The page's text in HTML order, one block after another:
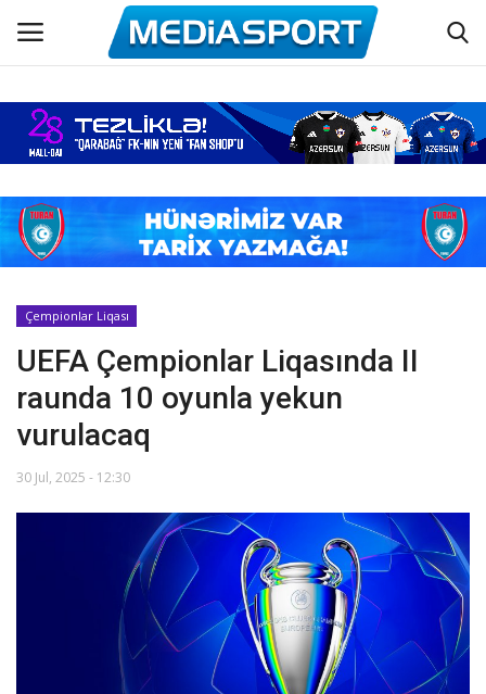
Əsas
Azərbaycan futbolu
Maraqlı
Əlaqə
Haqqımızda
Köşə yazıları
Dünya futbolu
Çempionlar Liqası
UEFA Çempionlar Liqasında II
raunda 10 oyunla yekun
vurulacaq
30 Jul, 2025 - 12:30